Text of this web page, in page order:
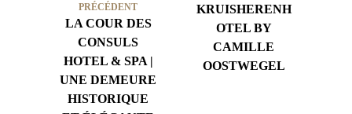
PRÉCÉDENT
LA COUR DES
CONSULS
HOTEL & SPA |
UNE DEMEURE
HISTORIQUE
KRUISHERENH
OTEL BY
CAMILLE
OOSTWEGEL